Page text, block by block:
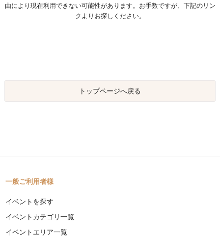
由により現在利用できない可能性があります。お手数ですが、下記のリン
クよりお探しください。
トップページへ戻る
一般ご利用者様
イベントを探す
イベントカテゴリ一覧
イベントエリア一覧